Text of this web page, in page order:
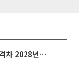
종부세 개편에도…1·3주택 종부세 격차 2028년부터 확대